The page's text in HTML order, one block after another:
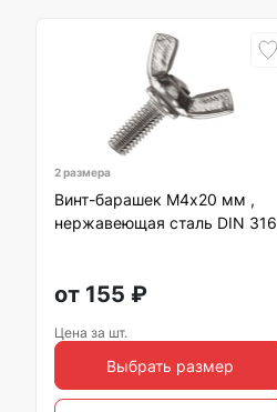
2 размера
Винт-барашек М4х20 мм ,
нержавеющая сталь DIN 316
от 155 ₽
Цена за шт.
Выбрать размер